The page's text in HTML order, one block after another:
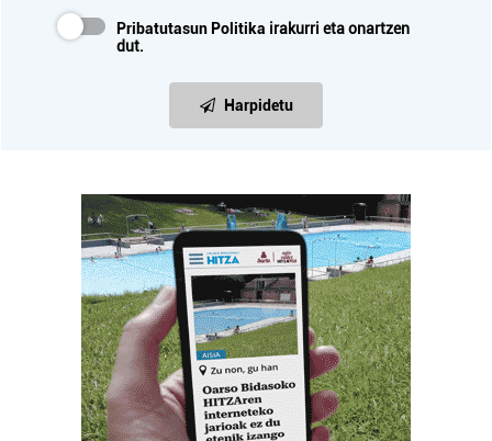
Pribatutasun Politika irakurri eta onartzen
dut.
Harpidetu